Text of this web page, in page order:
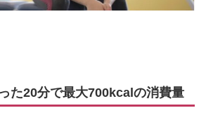
た20分で最大700kcalの消費量